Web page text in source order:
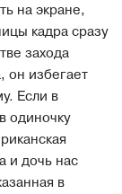
на экране,
кадра сразу
захода
он избегает
Если в
одиночку
и дочь нас
в